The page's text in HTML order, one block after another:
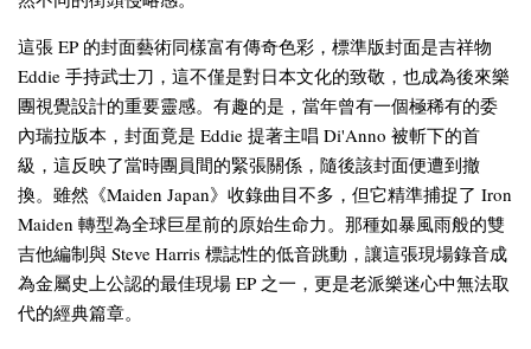
這張 EP 的封面藝術同樣富有傳奇色彩，標準版封面是吉祥物
Eddie 手持武士刀，這不僅是對日本文化的致敬，也成為後來樂
團視覺設計的重要靈感。有趣的是，當年曾有一個極稀有的委
內瑞拉版本，封面竟是 Eddie 提著主唱 Di'Anno 被斬下的首
級，這反映了當時團員間的緊張關係，隨後該封面便遭到撤
換。雖然《Maiden Japan》收錄曲目不多，但它精準捕捉了 Iron
Maiden 轉型為全球巨星前的原始生命力。那種如暴風雨般的雙
吉他編制與 Steve Harris 標誌性的低音跳動，讓這張現場錄音成
為金屬史上公認的最佳現場 EP 之一，更是老派樂迷心中無法取
代的經典篇章。